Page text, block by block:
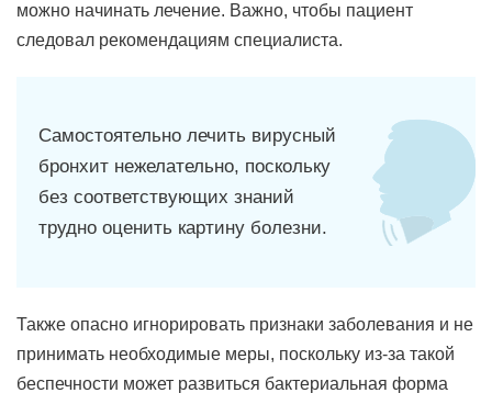
можно начинать лечение. Важно, чтобы пациент
следовал рекомендациям специалиста.
Самостоятельно лечить вирусный
бронхит нежелательно, поскольку
без соответствующих знаний
трудно оценить картину болезни.
Также опасно игнорировать признаки заболевания и не
принимать необходимые меры, поскольку из-за такой
беспечности может развиться бактериальная форма